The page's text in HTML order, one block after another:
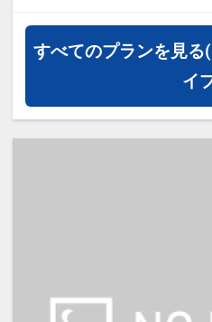
寝」について】
※添寝幼児（0
料：無料
すべてのプランを見る
イ